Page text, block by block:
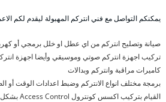
يمكنكم التواصل مع فني انتركم المهبولة ليقدم لكم
صيانة وتصليح انتركم من اي عطل او خلل برمجي أو
تركيب اجهزة انتركم صوتي وموسيقي وأيضا اجهزة
كاميرات مراقبة وانتركم وبدالات
برمجة مختلف انواع الانتركم وضبط اعدادات الوقت أو
القيام بتركيب اكسس كونترول Access Control بشكل احترافي ومتقن.